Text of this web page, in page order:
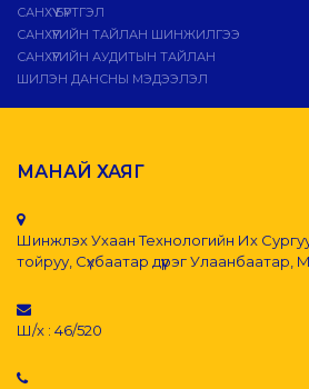
САНХҮҮ БҮРТГЭЛ
САНХҮҮГИЙН ТАЙЛАН ШИНЖИЛГЭЭ
САНХҮҮГИЙН АУДИТЫН ТАЙЛАН
ШИЛЭН ДАНСНЫ МЭДЭЭЛЭЛ
МАНАЙ ХАЯГ
Шинжлэх Ухаан Технологийн Их
тойруу, Сүхбаатар дүүрэг Улаанбаатар,
Ш/х : 46/520